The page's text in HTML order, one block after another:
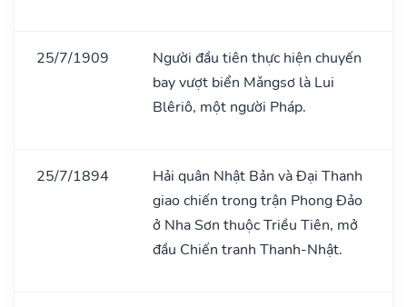
25/7/1909
Người đầu tiên thực hiện chuyến
bay vượt biển Mǎngsơ là Lui
Blêriô, một người Pháp.
25/7/1894
Hải quân Nhật Bản và Đại Thanh
giao chiến trong trận Phong Đảo
ở Nha Sơn thuộc Triều Tiên, mở
đầu Chiến tranh Thanh-Nhật.